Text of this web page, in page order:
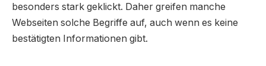
besonders stark geklickt. Daher greifen manche
Webseiten solche Begriffe auf, auch wenn es keine
bestätigten Informationen gibt.